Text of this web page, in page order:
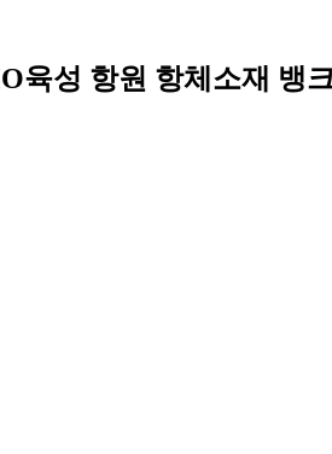
육성 항원 항체소재 뱅